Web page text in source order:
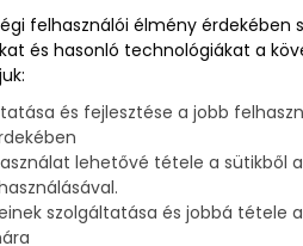
érezte, hiányzik valami, amitől
, aminek a fél világ a csodájára
magukat, naponta akár 30-40-
tesz ki. Törökországban
a víz folyamatos tisztítása
álmát, ami turisták
összesen 17 kamera figyel.
felhasználói élmény érdekében
és hasonló technológiákat a
és fejlesztése a jobb
lehetővé tétele a sütikből
szolgáltatása és jobbá tétele